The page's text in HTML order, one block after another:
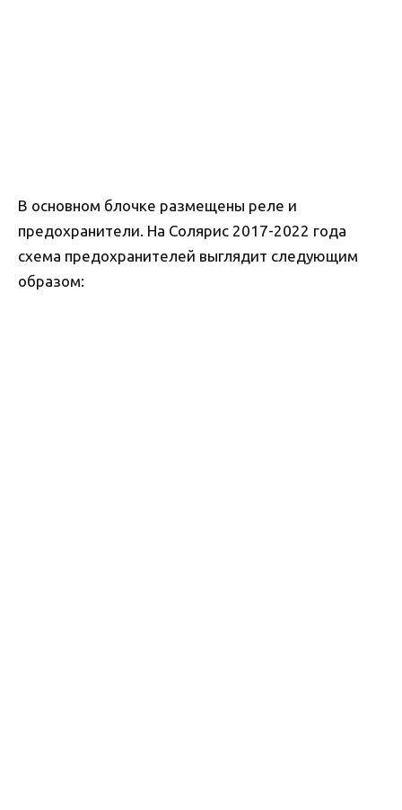
В основном блочке размещены реле и
предохранители. На Солярис 2017-2022 года
схема предохранителей выглядит следующим
образом: